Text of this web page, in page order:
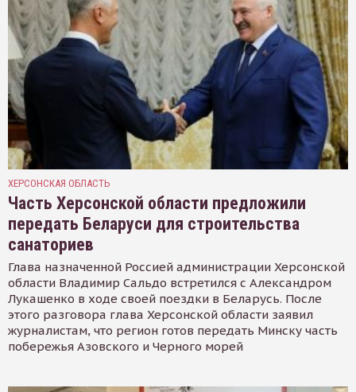
ХЕРСОНСКАЯ ОБЛАСТЬ
Часть Херсонской области предложили
передать Беларуси для строительства
санаториев
Глава назначенной Россией администрации Херсонской
области Владимир Сальдо встретился с Александром
Лукашенко в ходе своей поездки в Беларусь. После
этого разговора глава Херсонской области заявил
журналистам, что регион готов передать Минску часть
побережья Азовского и Черного морей